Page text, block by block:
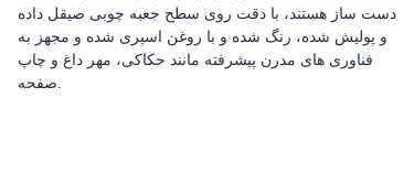
دست ساز هستند، با دقت روی سطح جعبه چوبی صیقل داده
و پولیش شده، رنگ شده و با روغن اسپری شده و مجهز به
فناوری های مدرن پیشرفته مانند حکاکی، مهر داغ و چاپ